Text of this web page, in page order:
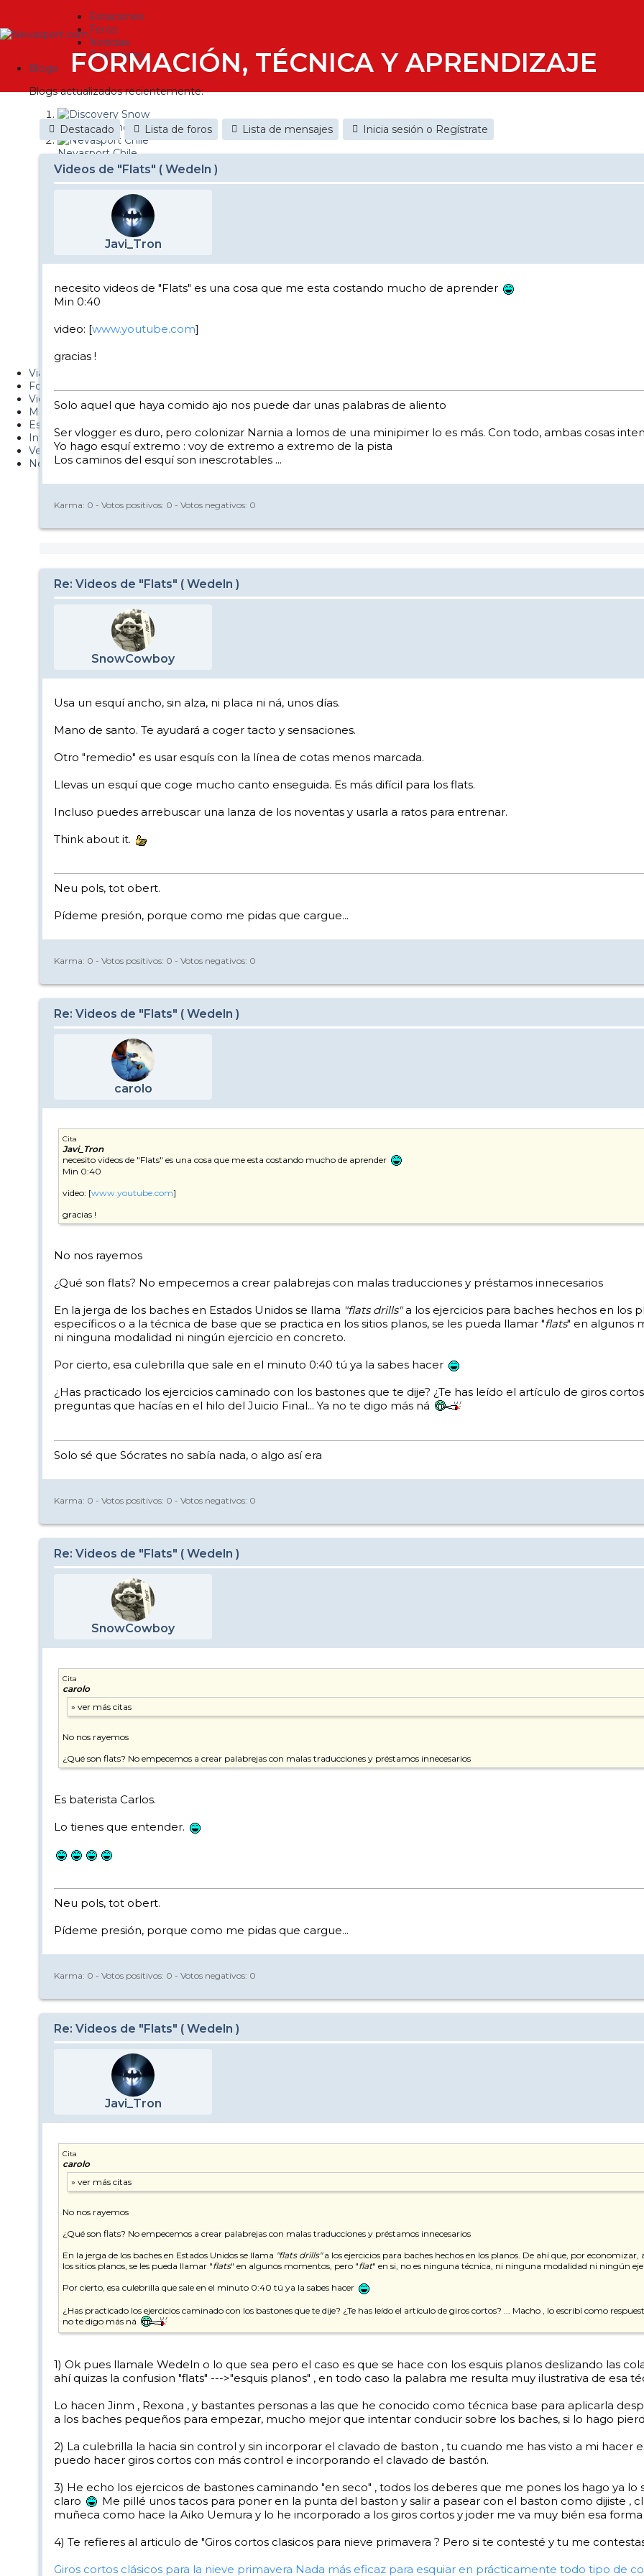
Estaciones
Foros
Noticias
Reportajes
Blogs
Blogs actualizados recientemente:
Discovery Snow
Nevasport Chile
Esquiaryviajar.com
nevasport blog
Diario de un friki
Revista NIX
Metiendo Cantos
PUCAF - Blog
Viajes
Fotos
Videos
Material
Esquí Pro
Infonieve
Verano
Nevalog
FORMACIÓN, TÉCNICA Y APRENDIZAJE
Destacado Lista de foros Lista de mensajes Inicia sesión o Regístrate
Videos de "Flats" ( Wedeln )
Javi_Tron
necesito videos de "Flats" es una cosa que me esta costando mucho de aprender
Min 0:40
video: [www.youtube.com]
gracias !
Solo aquel que haya comido ajo nos puede dar unas palabras de aliento
Ser vlogger es duro, pero colonizar Narnia a lomos de una minipimer lo es más. Con todo, ambas cosas
Yo hago esquí extremo : voy de extremo a extremo de la pista
Los caminos del esquí son inescrotables ...
Karma: 0 - Votos positivos: 0 - Votos negativos: 0
Re: Videos de "Flats" ( Wedeln )
SnowCowboy
Usa un esquí ancho, sin alza, ni placa ni ná, unos días.
Mano de santo. Te ayudará a coger tacto y sensaciones.
Otro "remedio" es usar esquís con la línea de cotas menos marcada.
Llevas un esquí que coge mucho canto enseguida. Es más difícil para los flats.
Incluso puedes arrebuscar una lanza de los noventas y usarla a ratos para entrenar.
Think about it.
Neu pols, tot obert.
Pídeme presión, porque como me pidas que cargue...
Karma: 0 - Votos positivos: 0 - Votos negativos: 0
Re: Videos de "Flats" ( Wedeln )
carolo
Cita
Javi_Tron
necesito videos de "Flats" es una cosa que me esta costando mucho de aprender
Min 0:40
video: [www.youtube.com]
gracias !
No nos rayemos
¿Qué son flats? No empecemos a crear palabrejas con malas traducciones y préstamos innecesarios
En la jerga de los baches en Estados Unidos se llama "flats drills"a los ejercicios para baches hechos en los
específicos o a la técnica de base que se practica en los sitios planos, se les pueda llamar "flats" en algunos
ni ninguna modalidad ni ningún ejercicio en concreto.
Por cierto, esa culebrilla que sale en el minuto 0:40 tú ya la sabes hacer
¿Has practicado los ejercicios caminado con los bastones que te dije? ¿Te has leído el artículo de giros
preguntas que hacías en el hilo del Juicio Final... Ya no te digo más ná
Solo sé que Sócrates no sabía nada, o algo así era
Karma: 0 - Votos positivos: 0 - Votos negativos: 0
Re: Videos de "Flats" ( Wedeln )
SnowCowboy
Cita
carolo
No nos rayemos
¿Qué son flats? No empecemos a crear palabrejas con malas traducciones y préstamos innecesarios
Es baterista Carlos.
Lo tienes que entender.
Neu pols, tot obert.
Pídeme presión, porque como me pidas que cargue...
Karma: 0 - Votos positivos: 0 - Votos negativos: 0
Re: Videos de "Flats" ( Wedeln )
Javi_Tron
Cita
carolo
No nos rayemos
¿Qué son flats? No empecemos a crear palabrejas con malas traducciones y préstamos innecesarios
En la jerga de los baches en Estados Unidos se llama "flats drills"a los ejercicios para baches hechos en los planos. De ahí que, por economizar,
los sitios planos, se les pueda llamar "flats" en algunos momentos, pero "flat" en si, no es ninguna técnica, ni ninguna modalidad ni ningún
Por cierto, esa culebrilla que sale en el minuto 0:40 tú ya la sabes hacer
¿Has practicado los ejercicios caminado con los bastones que te dije? ¿Te has leído el artículo de giros cortos? ... Macho , lo escribí como
no te digo más ná
1) Ok pues llamale Wedeln o lo que sea pero el caso es que se hace con los esquis planos deslizando las
ahí quizas la confusion "flats" --->"esquis planos" , en todo caso la palabra me resulta muy ilustrativa de esa
Lo hacen Jinm , Rexona , y bastantes personas a las que he conocido como técnica base para aplicarla
a los baches pequeños para empezar, mucho mejor que intentar conducir sobre los baches, si lo hago
2) La culebrilla la hacia sin control y sin incorporar el clavado de baston , tu cuando me has visto a mi hacer
puedo hacer giros cortos con más control e incorporando el clavado de bastón.
3) He echo los ejercicos de bastones caminando "en seco" , todos los deberes que me pones los hago ya
claro
Me pillé unos tacos para poner en la punta del baston y salir a pasear con el baston como dijiste ,
muñeca como hace la Aiko Uemura y lo he incorporado a los giros cortos y joder me va muy bién esa
4) Te refieres al articulo de "Giros cortos clasicos para nieve primavera ? Pero si te contesté y tu me
Giros cortos clásicos para la nieve primavera Nada más eficaz para esquiar en prácticamente todo tipo de